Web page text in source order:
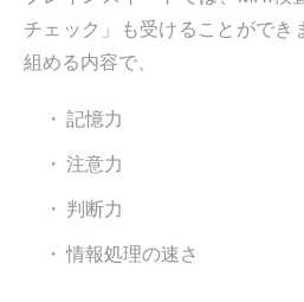
チェック」も受けることができ
組める内容で、
記憶力
注意力
判断力
情報処理の速さ